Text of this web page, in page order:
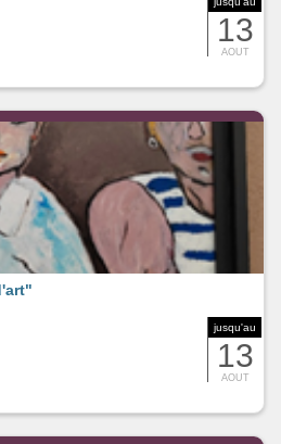
13
AOUT
jusqu'au
13
AOUT